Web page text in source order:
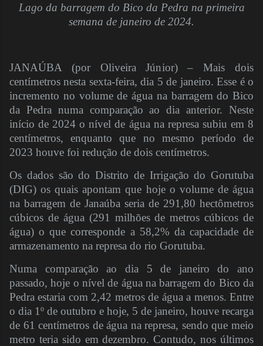
Lago da barragem do Bico da Pedra na primeira
semana de janeiro de 2024.
JANAÚBA (por Oliveira Júnior) – Mais dois
centímetros nesta sexta-feira, dia 5 de janeiro. Esse é o
incremento no volume de água na barragem do Bico
da Pedra numa comparação ao dia anterior. Neste
início de 2024 o nível de água na represa subiu em 8
centímetros, enquanto que no mesmo período de
2023 houve foi redução de dois centímetros.
Os dados são do Distrito de Irrigação do Gorutuba
(DIG) os quais apontam que hoje o volume de água
na barragem de Janaúba seria de 291,80 hectômetros
cúbicos de água (291 milhões de metros cúbicos de
água) o que corresponde a 58,2% da capacidade de
armazenamento na represa do rio Gorutuba.
Numa comparação ao dia 5 de janeiro do ano
passado, hoje o nível de água na barragem do Bico da
Pedra estaria com 2,42 metros de água a menos. Entre
o dia 1º de outubro e hoje, 5 de janeiro, houve recarga
de 61 centímetros de água na represa, sendo que meio
metro teria sido em dezembro. Contudo, nos últimos